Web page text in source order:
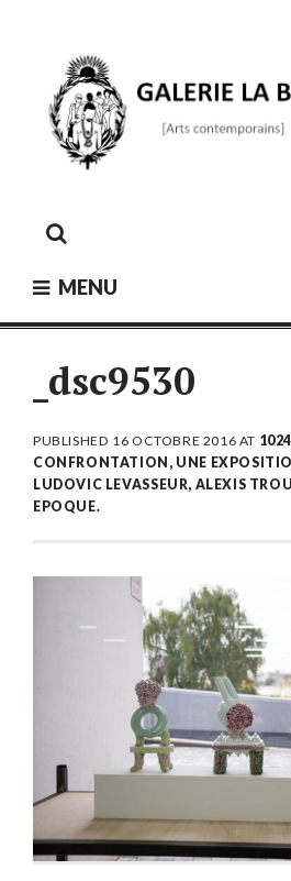
MENU
_dsc9530
PUBLISHED 16 OCTOBRE 2016 AT
CONFRONTATION, UNE
LUDOVIC LEVASSEUR, ALEXIS
EPOQUE.